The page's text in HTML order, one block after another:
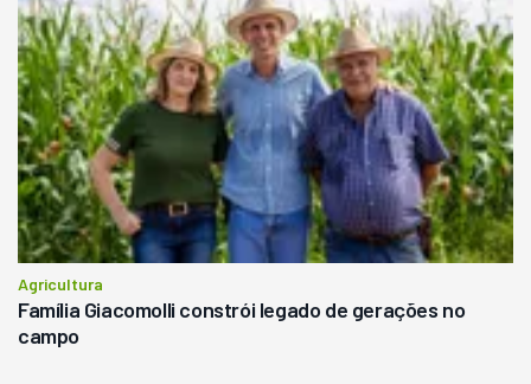
Agricultura
Família Giacomolli constrói legado de gerações no
campo